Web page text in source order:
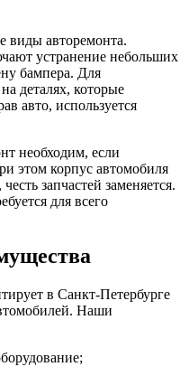
виды авторемонта.
устранение небольших
бампера. Для
деталях, которые
авто, используется
необходим, если
этом корпус автомобиля
запчастей заменяется.
для всего
в Санкт-Петербурге
Наши